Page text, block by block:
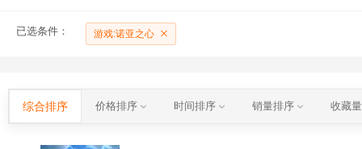
已选条件： 游戏:诺亚之心
综合排序 价格排序 时间排序 销量排序 收藏